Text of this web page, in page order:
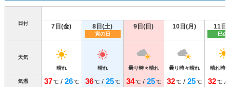
日付 7日(金) 8日(土)
寅の日
9日(日) 10日(月) 11日(
巳の
天気
晴れ
晴れ 曇り時々晴れ 曇り時々晴れ 晴れ時
気温 37℃/ 26℃ 36℃/ 25℃ 34℃/ 25℃ 32℃/ 25℃ 32℃/